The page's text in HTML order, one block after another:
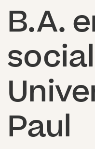
B.A.
Paul